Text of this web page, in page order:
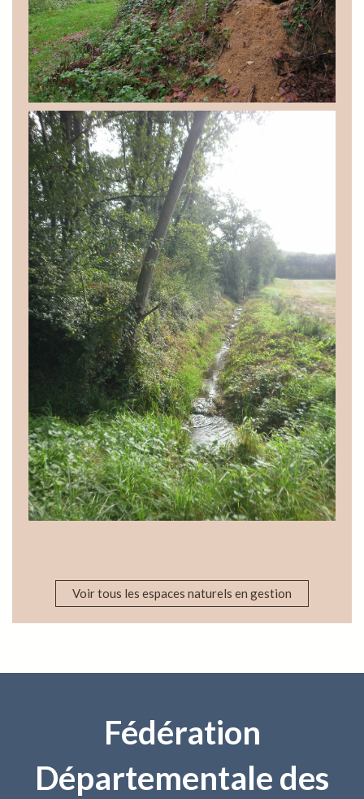
Voir tous les espaces naturels en gestion
Fédération
Départementale des